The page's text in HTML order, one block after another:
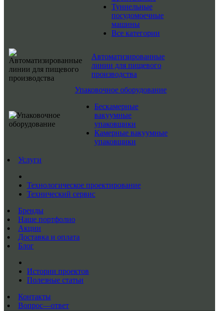
Туннельные
посудомоечные
машины
Все категории
Автоматизированные
линии для пищевого
производства
Упаковочное оборудование
Бескамерные
вакуумные
упаковщики
Камерные вакуумные
упаковщики
Услуги
Технологическое проектирование
Технический сервис
Бренды
Наше портфолио
Акции
Доставка и оплата
Блог
Истории проектов
Полезные статьи
Контакты
Вопрос—ответ